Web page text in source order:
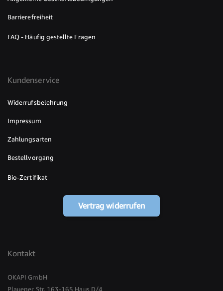
Barrierefreiheit
FAQ - Häufig gestellte Fragen
Kundenservice
Widerrufsbelehrung
Impressum
Zahlungsarten
Bestellvorgang
Bio-Zertifikat
Vertrag widerrufen
Kontakt
OKAPI GmbH
Plauener Str. 163-165 Haus D/4